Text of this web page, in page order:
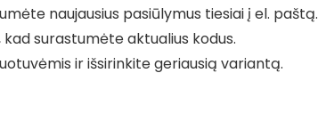
naujausius pasiūlymus tiesiai į el. paštą.
surastumėte aktualius kodus.
ir išsirinkite geriausią variantą.